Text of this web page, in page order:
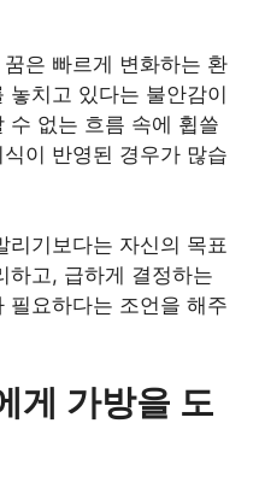
은 빠르게 변화하는 환
놓치고 있다는 불안감이
수 없는 흐름 속에 휩쓸
이 반영된 경우가 많습
리기보다는 자신의 목표
하고, 급하게 결정하는
필요하다는 조언을 해주
게 가방을 도